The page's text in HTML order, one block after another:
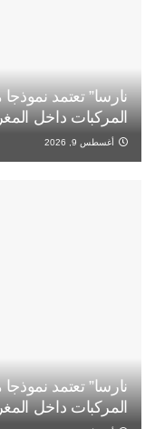
نارسا” تعتمد
المركبات داخل
أغسطس 9, 2026
نارسا” تعتمد
المركبات داخل